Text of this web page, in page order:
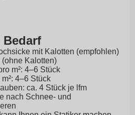
Bedarf
mit Kalotten (empfohlen)
Kalotten)
m²: 4–6 Stück
4–6 Stück
ca. 4 Stück je lfm
nach Schnee- und